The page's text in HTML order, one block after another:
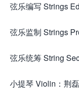
弦乐编写 Strings
弦乐监制 Strings
弦乐统筹 String
小提琴 Violin：荆